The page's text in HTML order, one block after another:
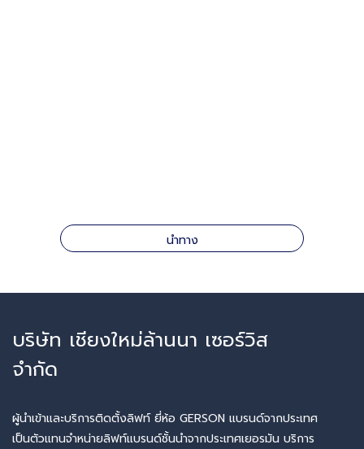
นำทาง
บริษัท เชียงใหม่ล้านนา เซอร์วิส
จำกัด
ผู้นำเข้าและบริการติดตั้งลิฟท์ ยี่ห้อ GERSON แบรนด์จากประเทศ
เป็นตัวแทนจำหน่ายลิฟท์แบรนด์ชั้นนำจากประเทศเยอรมัน บริการ